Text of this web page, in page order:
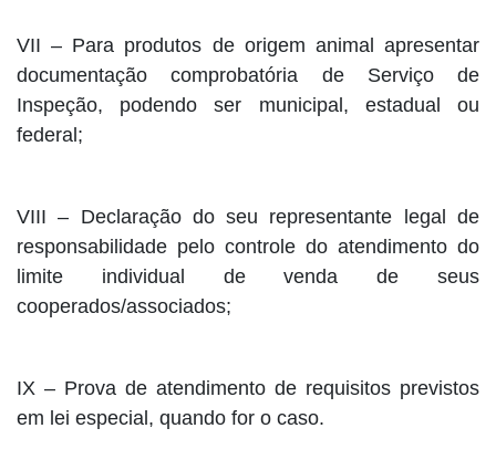
VII – Para produtos de origem animal apresentar
documentação comprobatória de Serviço de
Inspeção, podendo ser municipal, estadual ou
federal;
VIII – Declaração do seu representante legal de
responsabilidade pelo controle do atendimento do
limite individual de venda de seus
cooperados/associados;
IX – Prova de atendimento de requisitos previstos
em lei especial, quando for o caso.